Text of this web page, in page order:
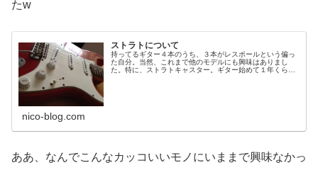
たw
ストラトについて
持ってるギター４本のうち、３本がレスポールという偏っ
た自分。当然、これまで他のモデルにも興味はありまし
た。特に、ストラトキャスター。ギター始めて１年くらい
nico-blog.com
ああ、なんでこんなカッコいいモノにいままで興味なかっ